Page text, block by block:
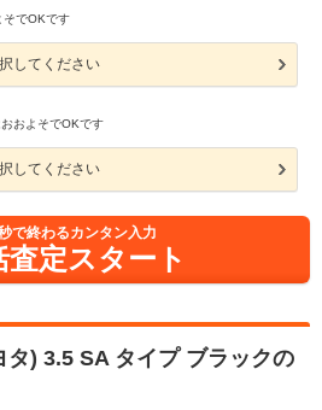
でOKです
してください
およそでOKです
してください
で終わるカンタン入力
査定スタート
タ) 3.5 SA タイプ ブラックの